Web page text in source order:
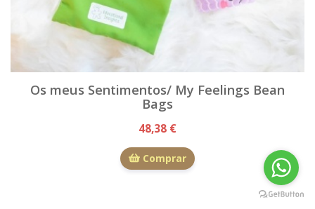
Os meus Sentimentos/ My Feelings Bean
Bags
48,38 €
Comprar